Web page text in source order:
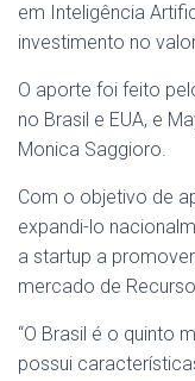
em Inteligência
investimento no
O aporte foi feito
no Brasil e EUA, e
Monica Saggioro.
Com o objetivo de
expandi-lo
a startup a
mercado de
“O Brasil é o quinto
possui